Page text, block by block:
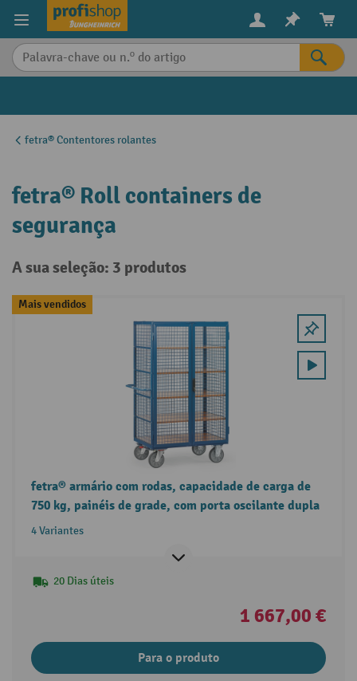
principal
fetra® Contentores rolantes
fetra® Roll containers de
segurança
A sua seleção: 3 produtos
Mais vendidos
fetra® armário com rodas, capacidade de carga de
750 kg, painéis de grade, com porta oscilante dupla
4 Variantes
20 Dias úteis
1 667,00 €
Para o produto